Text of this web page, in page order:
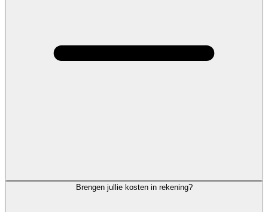
Brengen jullie kosten in rekening?